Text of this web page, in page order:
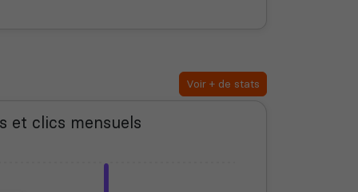
Voir + de stats
et clics mensuels